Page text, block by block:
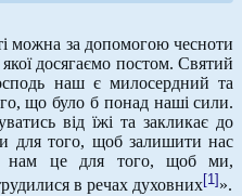
можна за допомогою чесноти
якої досягаємо постом. Святий
наш є милосердний та
що було б понад наші сили.
від їжі та закликає до
для того, щоб залишити нас
нам це для того, щоб ми,
в речах духовних[1] ».